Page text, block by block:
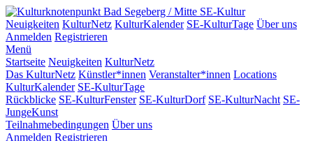
SE-Kultur
Neuigkeiten KulturNetz KulturKalender SE-KulturTage Über uns
Anmelden Registrieren
Menü
Startseite Neuigkeiten KulturNetz
Das KulturNetz Künstler*innen Veranstalter*innen Locations
KulturKalender SE-KulturTage
Rückblicke SE-KulturFenster SE-KulturDorf SE-KulturNacht SE-
JungeKunst
Teilnahmebedingungen Über uns
Anmelden Registrieren